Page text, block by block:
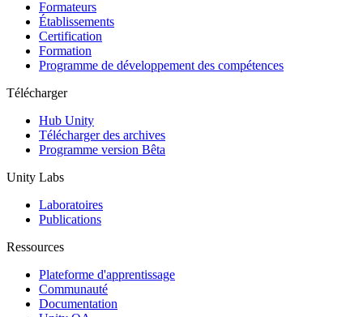
Jeux XR
Lancez des jeux XR sur plusieurs plateformes
Jeux multijoueur
Simplifiez le développement de jeux multijoueurs
Formateurs
Établissements
Certification
Formation
Programme de développement des compétences
Télécharger
Hub Unity
Télécharger des archives
Programme version Bêta
Unity Labs
Laboratoires
Publications
Ressources
Plateforme d'apprentissage
Communauté
Documentation